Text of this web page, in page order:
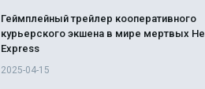
Геймплейный трейлер кооперативного
курьерского экшена в мире мертвых Hell
Express
2025-04-15